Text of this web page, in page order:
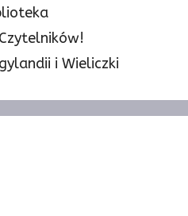
i Wieliczki